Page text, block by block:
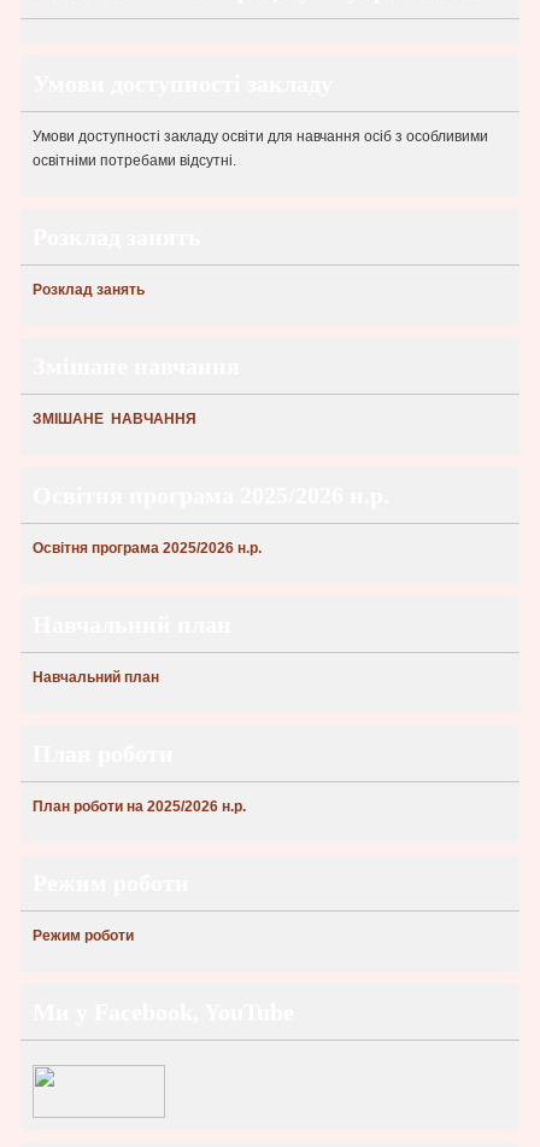
Умови доступності закладу освіти для навчання осіб з особливими
освітніми потребами відсутні.
Розклад занять
ЗМІШАНЕ НАВЧАННЯ
Освітня програма 2025/2026 н.р.
Навчальний план
План роботи на 2025/2026 н.р.
Режим роботи